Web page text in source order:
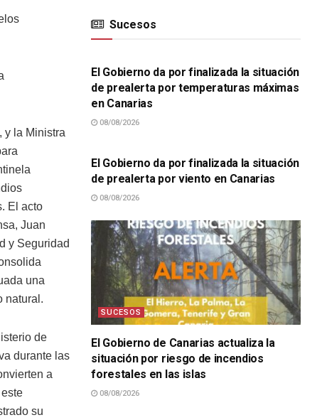
y la Ministra
El acto
Juan
y Seguridad
una
natural.
de
durante las
a
su
Sucesos
SUCESOS
El Gobierno da por finalizada la situación
de prealerta por temperaturas máximas
en Canarias
08/08/2026
El Gobierno da por finalizada la situación
de prealerta por viento en Canarias
08/08/2026
SUCESOS
El Gobierno de Canarias actualiza la
situación por riesgo de incendios
forestales en las islas
08/08/2026